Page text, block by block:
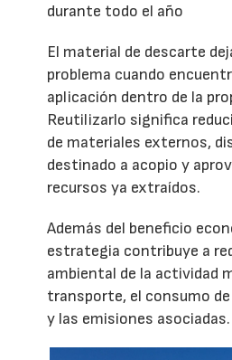
durante todo el año
El material de descarte
problema cuando
aplicación dentro de la
Reutilizarlo significa
de materiales externos,
destinado a acopio y
recursos ya extraídos.
Además del beneficio
estrategia contribuye a
ambiental de la actividad
transporte, el consumo
y las emisiones asociadas.